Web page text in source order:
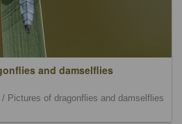
and damselflies
Pictures of dragonflies and damselflies